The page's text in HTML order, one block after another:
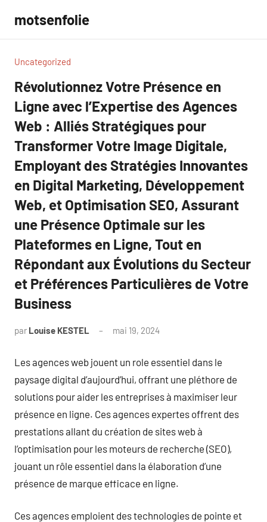
contenu
motsenfolie
Uncategorized
Révolutionnez Votre Présence en
Ligne avec l’Expertise des Agences
Web : Alliés Stratégiques pour
Transformer Votre Image Digitale,
Employant des Stratégies Innovantes
en Digital Marketing, Développement
Web, et Optimisation SEO, Assurant
une Présence Optimale sur les
Plateformes en Ligne, Tout en
Répondant aux Évolutions du Secteur
et Préférences Particulières de Votre
Business
par Louise KESTEL mai 19, 2024
Les agences web jouent un role essentiel dans le
paysage digital d’aujourd’hui, offrant une pléthore de
solutions pour aider les entreprises à maximiser leur
présence en ligne. Ces agences expertes offrent des
prestations allant du création de sites web à
l’optimisation pour les moteurs de recherche (SEO),
jouant un rôle essentiel dans la élaboration d’une
présence de marque efficace en ligne.
Ces agences emploient des technologies de pointe et